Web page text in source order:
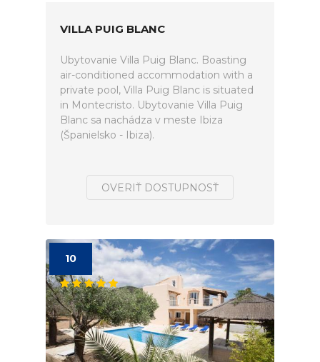
VILLA PUIG BLANC
Ubytovanie Villa Puig Blanc. Boasting
air-conditioned accommodation with a
private pool, Villa Puig Blanc is situated
in Montecristo. Ubytovanie Villa Puig
Blanc sa nachádza v meste Ibiza
(Španielsko - Ibiza).
OVERIŤ DOSTUPNOSŤ
10